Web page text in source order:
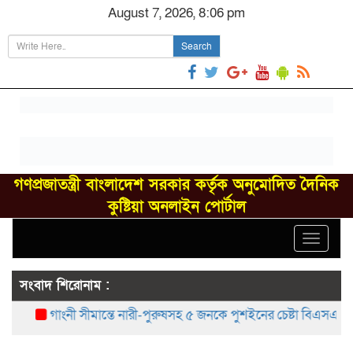
August 7, 2026, 8:06 pm
Search
গণপ্রজাতন্ত্রী বাংলাদেশ সরকার কর্তৃক অনুমোদিত দৈনিক
কুষ্টিয়া অনলাইন পোর্টাল
Toggle
সংবাদ শিরোনাম :
গাংনী সীমান্তে নারী-পুরুষসহ ৫ জনকে পুশইনের চেষ্টা বিএসএফের,